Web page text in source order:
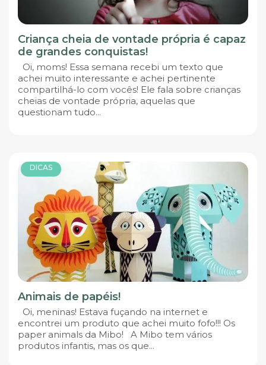
Criança cheia de vontade própria é capaz
de grandes conquistas!
Oi, moms! Essa semana recebi um texto que
achei muito interessante e achei pertinente
compartilhá-lo com vocês! Ele fala sobre crianças
cheias de vontade própria, aquelas que
questionam tudo...
DICAS
Animais de papéis!
Oi, meninas! Estava fuçando na internet e
encontrei um produto que achei muito fofo!!! Os
paper animals da Mibo! A Mibo tem vários
produtos infantis, mas os que...